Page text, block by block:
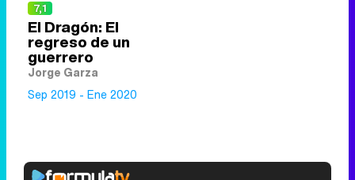
7,1
El Dragón: El
regreso de un
guerrero
Jorge Garza
Sep 2019 - Ene 2020